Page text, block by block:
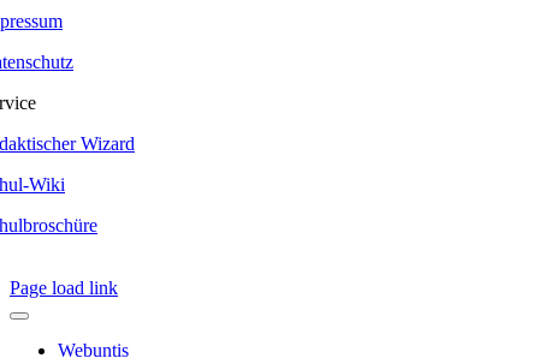
Wizard
Wiki
Page load link
Webuntis